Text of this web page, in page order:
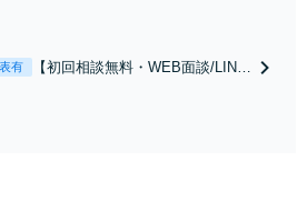
倫の早期解決】
有
【初回相談無料・WEB面談/LINE